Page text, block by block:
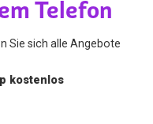
Telefon
Sie sich alle Angebote
kostenlos